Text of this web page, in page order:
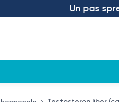
Un pas spre